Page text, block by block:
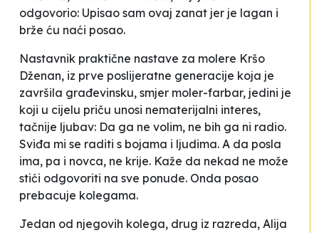
odgovorio: Upisao sam ovaj zanat jer je lagan i
brže ću naći posao.
Nastavnik praktične nastave za molere Kršo
Dženan, iz prve poslijeratne generacije koja je
završila građevinsku, smjer moler-farbar, jedini je
koji u cijelu priču unosi nematerijalni interes,
tačnije ljubav: Da ga ne volim, ne bih ga ni radio.
Sviđa mi se raditi s bojama i ljudima. A da posla
ima, pa i novca, ne krije. Kaže da nekad ne može
stići odgovoriti na sve ponude. Onda posao
prebacuje kolegama.
Jedan od njegovih kolega, drug iz razreda, Alija